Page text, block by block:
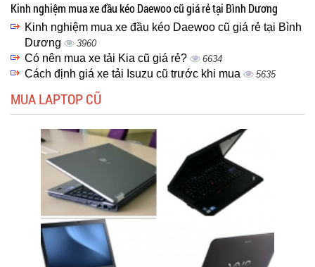
Kinh nghiệm mua xe đầu kéo Daewoo cũ giá rẻ tại Bình Dương
Kinh nghiệm mua xe đầu kéo Daewoo cũ giá rẻ tại Bình
Dương
3960
Có nên mua xe tải Kia cũ giá rẻ? 6634
Cách định giá xe tải Isuzu cũ trước khi mua 5635
MUA LAPTOP CŨ